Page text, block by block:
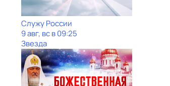
Служу Рoсcии
9 авг, вс в 09:25
Звезда